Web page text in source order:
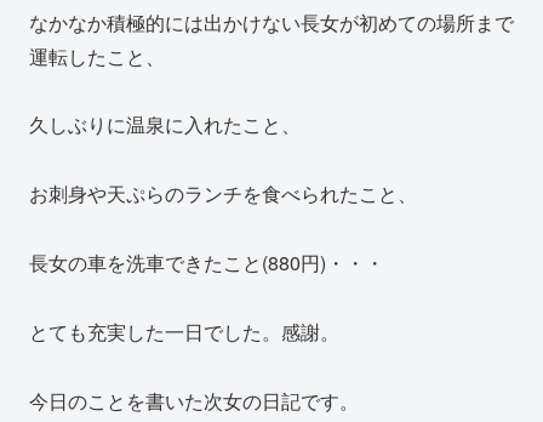
なかなか積極的には出かけない長女が初めての場所まで
運転したこと、
久しぶりに温泉に入れたこと、
お刺身や天ぷらのランチを食べられたこと、
長女の車を洗車できたこと(880円)・・・
とても充実した一日でした。感謝。
今日のことを書いた次女の日記です。